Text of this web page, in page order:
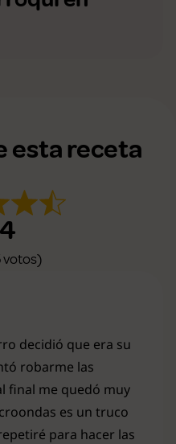
esta receta
votos)
decidió que era su
robarme las
final me quedó muy
es un truco
para hacer las